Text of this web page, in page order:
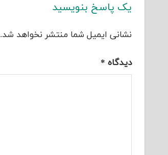
یک پاسخ بنویسید
نشانی ایمیل شما منتشر نخواهد شد.
دیدگاه *